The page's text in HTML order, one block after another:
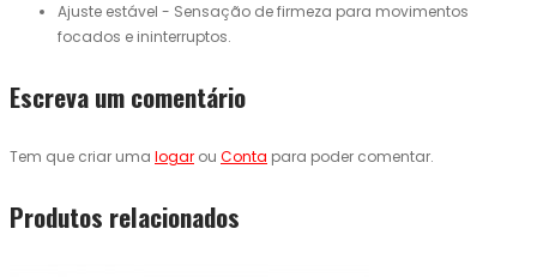
Ajuste estável - Sensação de firmeza para movimentos
focados e ininterruptos.
Escreva um comentário
Tem que criar uma logar ou Conta para poder comentar.
Produtos relacionados